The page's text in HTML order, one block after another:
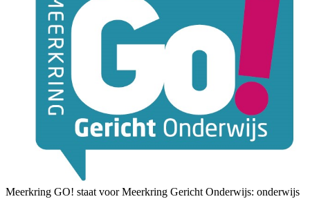
Meerkring GO! staat voor Meerkring Gericht Onderwijs: onderwijs